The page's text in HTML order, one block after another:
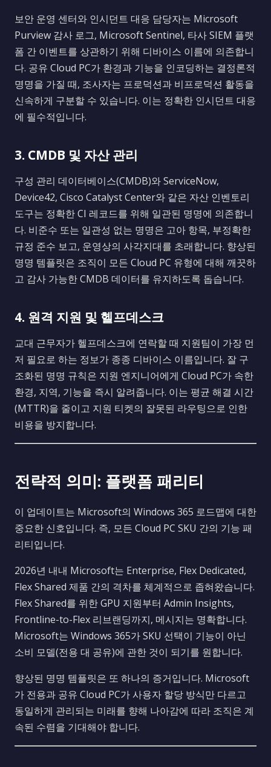
보안 운영 센터와 인시던트 대응 담당자는 Microsoft
Purview 감사 로그, Microsoft Sentinel, 타사 SIEM 플랫
폼 간 이벤트를 상관하기 위해 디바이스 이름에 의존합니
다. 공유 Cloud PC가 환경과 기능을 인코딩하는 결정론적
명명을 가질 때, 조사자는 프로덕션과 비프로덕션 활동을
신속하게 구분할 수 있습니다. 이는 정확한 인시던트 대응
에 필수적입니다.
3. CMDB 및 자산 관리
구성 관리 데이터베이스(CMDB)와 ServiceNow,
Device42, Cisco Catalyst Center와 같은 자산 인벤토리
도구는 정확한 CI 레코드를 위해 일관된 명명에 의존합니
다. 비준수 또는 일관성 없는 명명은 고아 항목, 부정확한
규정 준수 보고, 운영상의 사각지대를 초래합니다. 향상된
명명 템플릿은 조직이 모든 Cloud PC 유형에 대해 깨끗하
고 감사 가능한 CMDB 데이터를 유지하도록 돕습니다.
4. 원격 지원 및 헬프데스크
교대 근무자가 헬프데스크에 연락할 때 지원팀이 가장 먼
저 필요로 하는 정보가 종종 디바이스 이름입니다. 잘 구
조화된 명명 규칙은 지원 엔지니어에게 Cloud PC가 속한
환경, 지역, 기능을 즉시 알려줍니다. 이는 평균 해결 시간
(MTTR)을 줄이고 지원 티켓의 잘못된 라우팅으로 인한
비용을 방지합니다.
전략적 의미: 플랫폼 패리티
이 업데이트는 Microsoft의 Windows 365 로드맵에 대한
중요한 신호입니다. 즉, 모든 Cloud PC SKU 간의 기능 패
리티입니다.
2026년 내내 Microsoft는 Enterprise, Flex Dedicated,
Flex Shared 제품 간의 격차를 체계적으로 좁혀왔습니다.
Flex Shared를 위한 GPU 지원부터 Admin Insights,
Frontline-to-Flex 리브랜딩까지, 메시지는 명확합니다.
Microsoft는 Windows 365가 SKU 선택이 기능이 아닌
소비 모델(전용 대 공유)에 관한 것이 되기를 원합니다.
향상된 명명 템플릿은 또 하나의 증거입니다. Microsoft
가 전용과 공유 Cloud PC가 사용자 할당 방식만 다르고
동일하게 관리되는 미래를 향해 나아감에 따라 조직은 계
속된 수렴을 기대해야 합니다.